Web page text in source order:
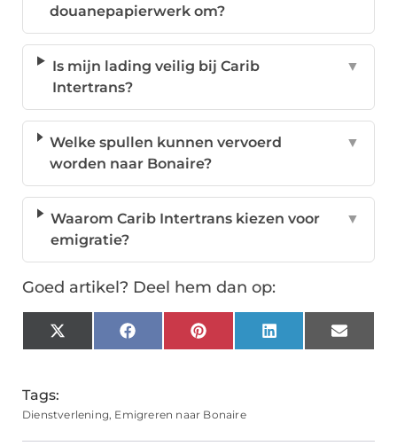
douanepapierwerk om?
Is mijn lading veilig bij Carib
Intertrans?
▼
Welke spullen kunnen vervoerd
worden naar Bonaire?
▼
Waarom Carib Intertrans kiezen voor
emigratie?
▼
Goed artikel? Deel hem dan op:
X
(Twitter)
FacebookPinterestLinkedIn Email
Tags:
Dienstverlening, Emigreren naar Bonaire